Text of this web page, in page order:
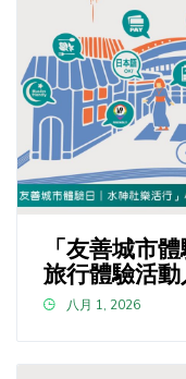
「友善城市
旅行體驗活
八月 1, 2026